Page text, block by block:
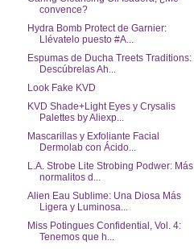
convence?
Hydra Bomb Protect de Garnier:
Llévatelo puesto #A...
Espumas de Ducha Treets Traditions:
Descúbrelas Ah...
Look Fake KVD
KVD Shade+Light Eyes y Crysalis
Palettes by Aliexp...
Mascarillas y Exfoliante Facial
Dermolab con Ácido...
L.A. Strobe Lite Strobing Podwer: Más
normalitos d...
Alien Eau Sublime: Una Diosa Más
Ligera y Luminosa...
Miss Potingues Confidential, Vol. 4:
Tenemos que h...